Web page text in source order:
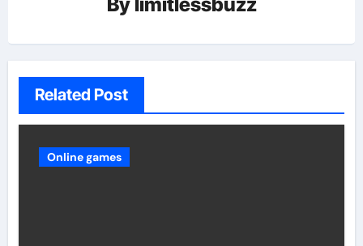
Related Post
Online games